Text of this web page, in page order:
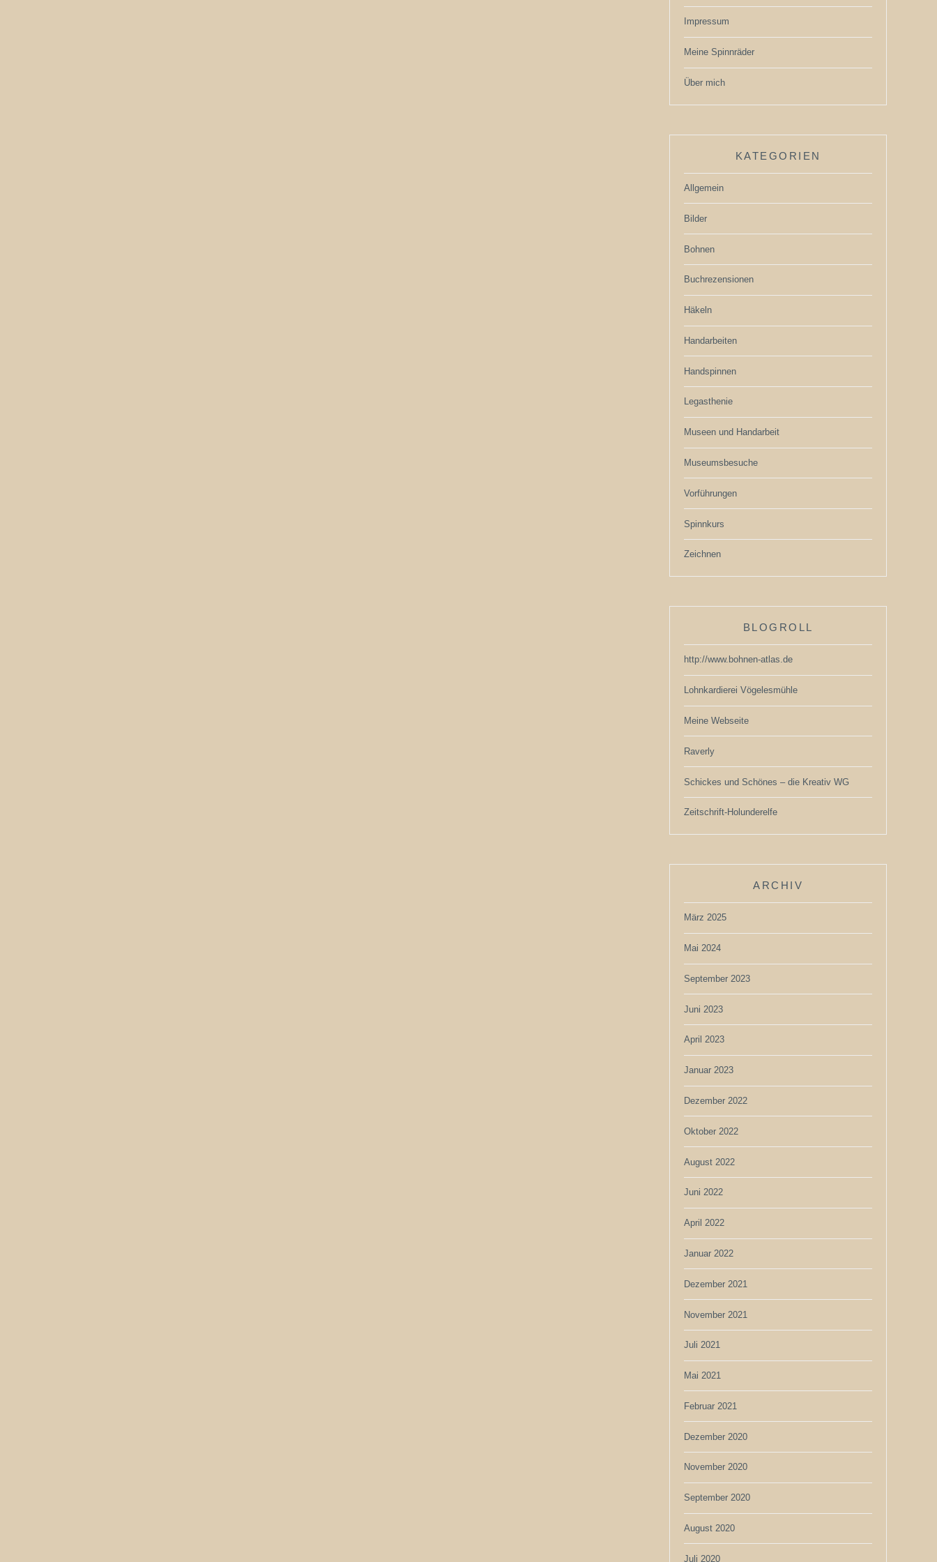
Impressum
Meine Spinnräder
Über mich
KATEGORIEN
Allgemein
Bilder
Bohnen
Buchrezensionen
Häkeln
Handarbeiten
Handspinnen
Legasthenie
Museen und Handarbeit
Museumsbesuche
Vorführungen
Spinnkurs
Zeichnen
BLOGROLL
http://www.bohnen-atlas.de
Lohnkardierei Vögelesmühle
Meine Webseite
Raverly
Schickes und Schönes – die Kreativ WG
Zeitschrift-Holunderelfe
ARCHIV
März 2025
Mai 2024
September 2023
Juni 2023
April 2023
Januar 2023
Dezember 2022
Oktober 2022
August 2022
Juni 2022
April 2022
Januar 2022
Dezember 2021
November 2021
Juli 2021
Mai 2021
Februar 2021
Dezember 2020
November 2020
September 2020
August 2020
Juli 2020